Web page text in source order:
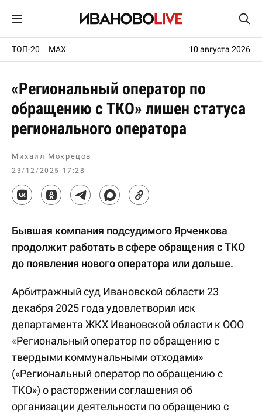
ТОП-20 MAX 10 августа 2026
«Региональный оператор по
обращению с ТКО» лишен статуса
регионального оператора
Михаил Мокрецов
23/12/2025 17:28
Бывшая компания подсудимого Ярченкова
продолжит работать в сфере обращения с ТКО
до появления нового оператора или дольше.
Арбитражный суд Ивановской области 23
декабря 2025 года удовлетворил иск
департамента ЖКХ Ивановской области к ООО
«Региональный оператор по обращению с
твердыми коммунальными отходами»
(«Региональный оператор по обращению с
ТКО») о расторжении соглашения об
организации деятельности по обращению с